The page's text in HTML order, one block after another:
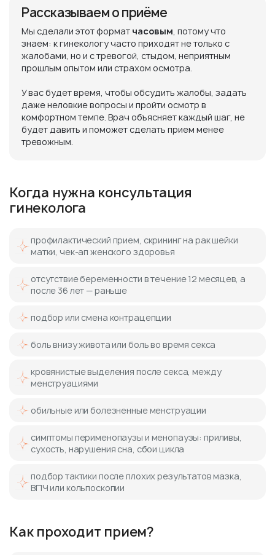
Рассказываем о приёме
Мы сделали этот формат часовым, потому что
знаем: к гинекологу часто приходят не только с
жалобами, но и с тревогой, стыдом, неприятным
прошлым опытом или страхом осмотра.
У вас будет время, чтобы обсудить жалобы, задать
даже неловкие вопросы и пройти осмотр в
комфортном темпе. Врач объясняет каждый шаг, не
будет давить и поможет сделать прием менее
тревожным.
Когда нужна консультация
гинеколога
профилактический прием, скрининг на рак шейки
матки, чек-ап женского здоровья
отсутствие беременности в течение 12 месяцев, а
после 36 лет — раньше
подбор или смена контрацепции
боль внизу живота или боль во время секса
кровянистые выделения после секса, между
менструациями
обильные или болезненные менструации
симптомы перименопаузы и менопаузы: приливы,
сухость, нарушения сна, сбои цикла
подбор тактики после плохих результатов мазка,
ВПЧ или кольпоскопии
Как проходит прием?